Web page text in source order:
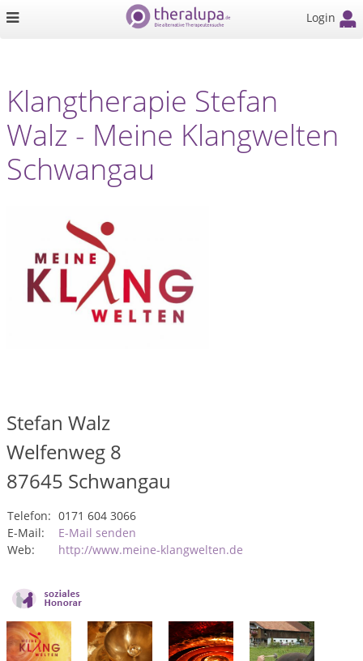
Login
Klangtherapie Stefan
Walz - Meine Klangwelten
Schwangau
Stefan Walz
Welfenweg 8
87645 Schwangau
Telefon: 0171 604 3066
E-Mail:
E-Mail senden
Web:
http://www.meine-klangwelten.de